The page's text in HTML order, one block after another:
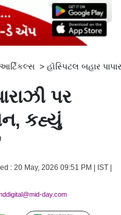
આર્ટિકલ્સ > હૉસ્પિટલ બહાર
પર
કહ્યું
: 20 May, 2026 09:51 PM | IST |
day.com